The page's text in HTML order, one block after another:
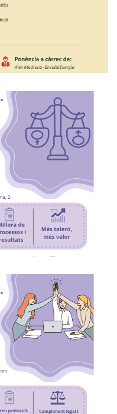
Amb
I Intervenció
Sexual I/o